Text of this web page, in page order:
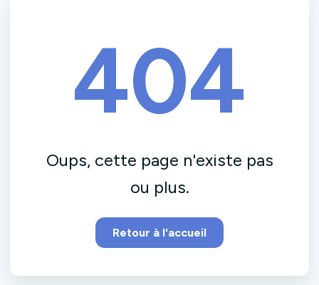
404
Oups, cette page n'existe pas
ou plus.
Retour à l'accueil